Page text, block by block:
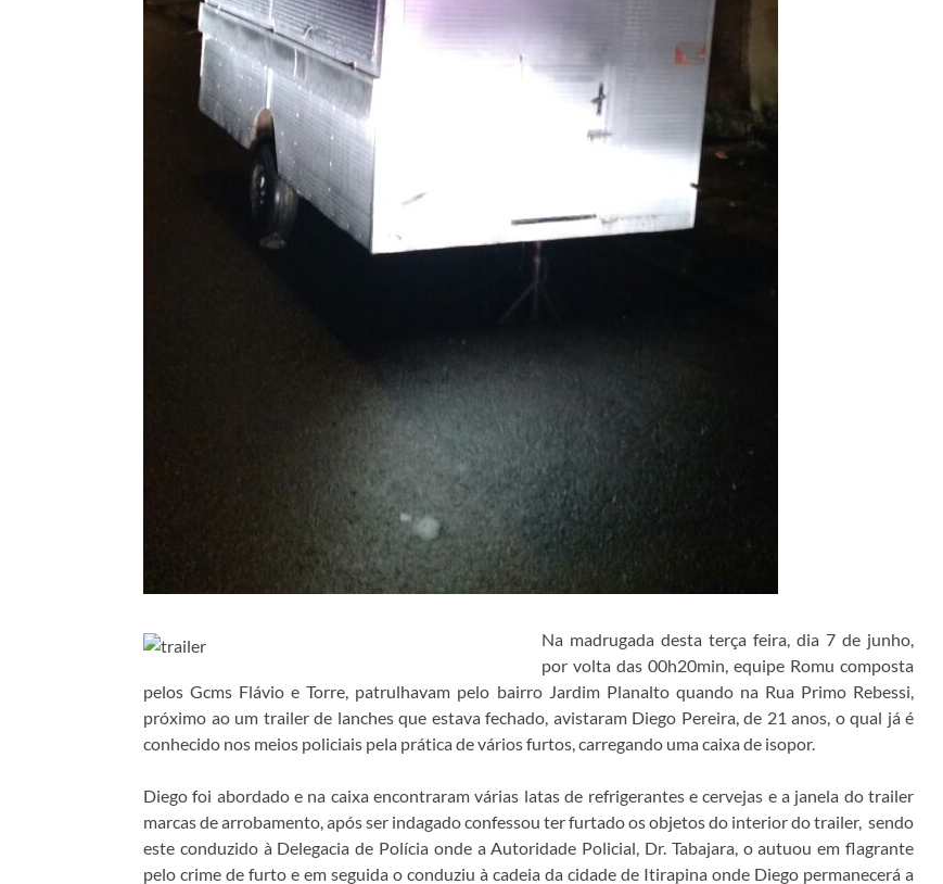
Na madrugada desta terça feira, dia 7 de junho,
por volta das 00h20min, equipe Romu composta
pelos Gcms Flávio e Torre, patrulhavam pelo bairro Jardim Planalto quando na Rua Primo Rebessi,
próximo ao um trailer de lanches que estava fechado, avistaram Diego Pereira, de 21 anos, o qual já é
conhecido nos meios policiais pela prática de vários furtos, carregando uma caixa de isopor.
Diego foi abordado e na caixa encontraram várias latas de refrigerantes e cervejas e a janela do trailer
marcas de arrobamento, após ser indagado confessou ter furtado os objetos do interior do trailer, sendo
este conduzido à Delegacia de Polícia onde a Autoridade Policial, Dr. Tabajara, o autuou em flagrante
pelo crime de furto e em seguida o conduziu à cadeia da cidade de Itirapina onde Diego permanecerá a